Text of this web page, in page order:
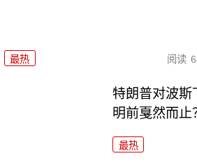
最热 阅读
特朗普对波斯
明前戛然而止
最热